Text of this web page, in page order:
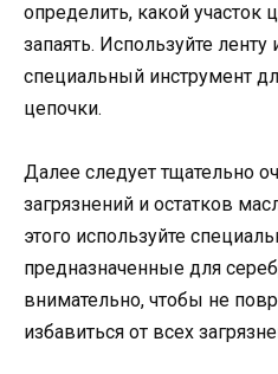
определить, какой участок
запаять. Используйте
специальный инструмент
цепочки.
Далее следует тщательно
загрязнений и остатков
этого используйте
предназначенные для
внимательно, чтобы не
избавиться от всех